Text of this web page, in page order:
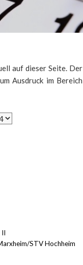
auf dieser Seite. Der
Ausdruck im Bereich
II
STV Hochheim